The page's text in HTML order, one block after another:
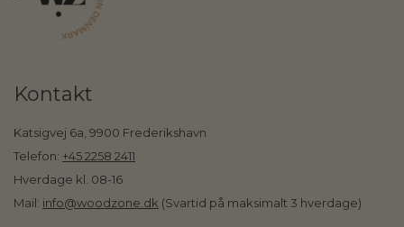
Kontakt
Katsigvej 6a, 9900 Frederikshavn
Telefon: +45 2258 2411
Hverdage kl. 08-16
Mail: info@woodzone.dk (Svartid på maksimalt 3 hverdage)